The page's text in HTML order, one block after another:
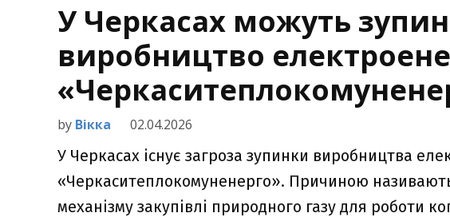
У Черкасах можуть
виробництво
by Вікка 02.04.2026
У Черкасах існує загроза зупинки виробництва
«Черкаситеплокомуненерго». Причиною називають
механізму закупівлі природного газу для роботи